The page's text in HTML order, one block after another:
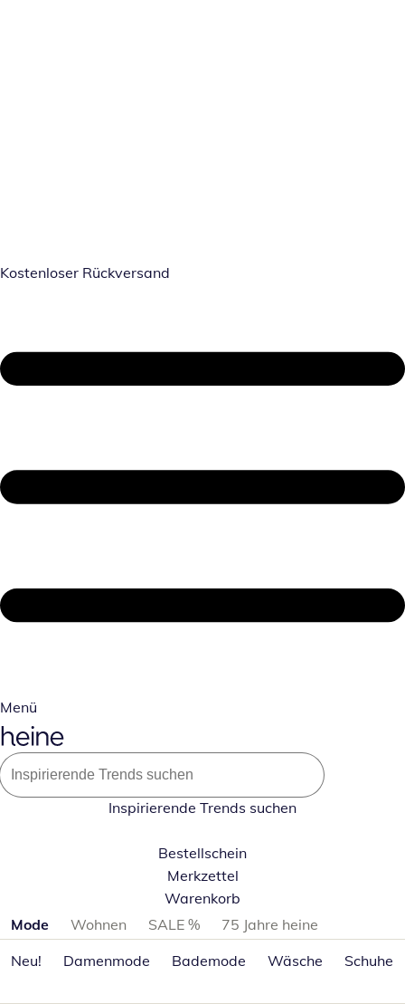
Kostenloser Rückversand
Menü
Inspirierende Trends suchen
Bestellschein
Merkzettel
Warenkorb
Produktkategorien überspringen
Mode Wohnen SALE %
75 Jahre heine
Neu!
Damenmode Bademode Wäsche Schuhe